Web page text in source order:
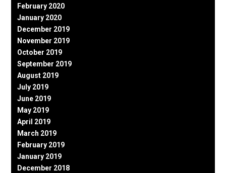
February 2020
January 2020
December 2019
November 2019
October 2019
September 2019
August 2019
July 2019
June 2019
May 2019
April 2019
March 2019
February 2019
January 2019
December 2018